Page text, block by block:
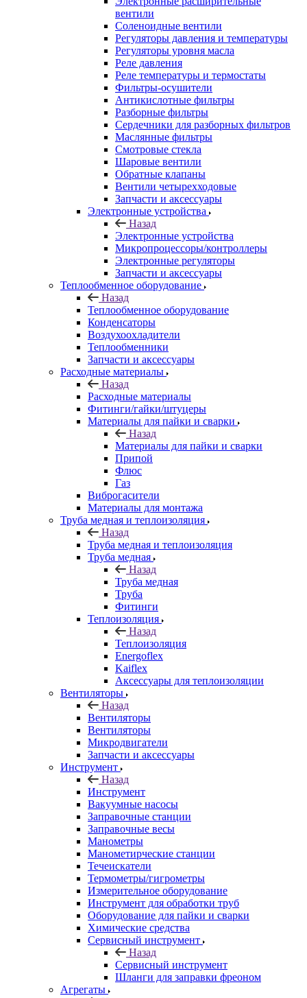
вентили
Соленоидные вентили
Регуляторы давления и температуры
Регуляторы уровня масла
Реле давления
Реле температуры и термостаты
Фильтры-осушители
Антикислотные фильтры
Разборные фильтры
Сердечники для разборных фильтров
Маслянные фильтры
Смотровые стекла
Шаровые вентили
Обратные клапаны
Вентили четырехходовые
Запчасти и аксессуары
Электронные устройства
Назад
Электронные устройства
Микропроцессоры/контроллеры
Электронные регуляторы
Запчасти и аксессуары
Теплообменное оборудование
Назад
Теплообменное оборудование
Конденсаторы
Воздухоохладители
Теплообменники
Запчасти и аксессуары
Расходные материалы
Назад
Расходные материалы
Фитинги/гайки/штуцеры
Материалы для пайки и сварки
Назад
Материалы для пайки и сварки
Припой
Флюс
Газ
Виброгасители
Материалы для монтажа
Труба медная и теплоизоляция
Назад
Труба медная и теплоизоляция
Труба медная
Назад
Труба медная
Труба
Фитинги
Теплоизоляция
Назад
Теплоизоляция
Energoflex
Kaiflex
Аксессуары для теплоизоляции
Вентиляторы
Назад
Вентиляторы
Вентиляторы
Микродвигатели
Запчасти и аксессуары
Инструмент
Назад
Инструмент
Вакуумные насосы
Заправочные станции
Заправочные весы
Манометры
Манометирческие станции
Течеискатели
Термометры/гигрометры
Измерительное оборудование
Инструмент для обработки труб
Оборудование для пайки и сварки
Химические средства
Сервисный инструмент
Назад
Сервисный инструмент
Шланги для заправки фреоном
Агрегаты